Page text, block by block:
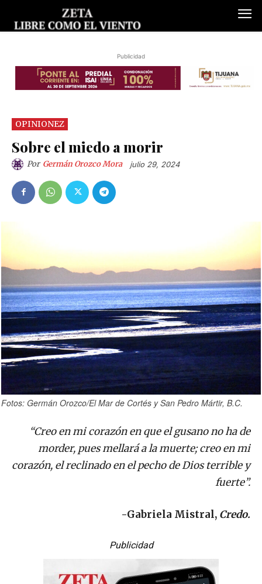
Publicidad
OPINIONEZ
Sobre el miedo a morir
Por Germán Orozco Mora julio 29, 2024
Fotos: Germán Orozco/El Mar de Cortés y San Pedro Mártir, B.C.
“Creo en mi corazón en que el gusano no ha de
morder, pues mellará a la muerte; creo en mi
corazón, el reclinado en el pecho de Dios terrible y
fuerte”.
-Gabriela Mistral, Credo.
Publicidad